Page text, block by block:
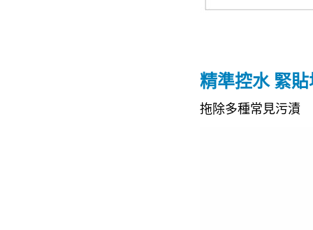
精準控水 緊貼
拖除多種常見污漬